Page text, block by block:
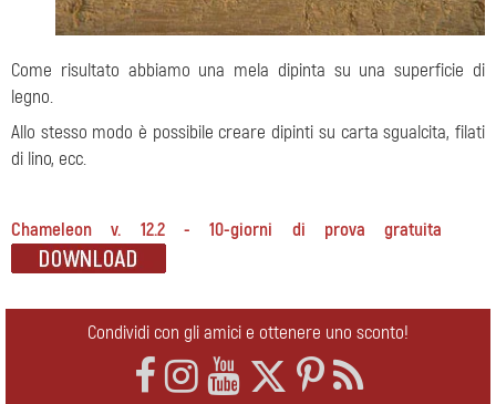
Come risultato abbiamo una mela dipinta su una superficie di
legno.
Allo stesso modo è possibile creare dipinti su carta sgualcita, filati
di lino, ecc.
Chameleon v. 12.2 - 10-giorni di prova gratuita
Condividi con gli amici e ottenere uno sconto!